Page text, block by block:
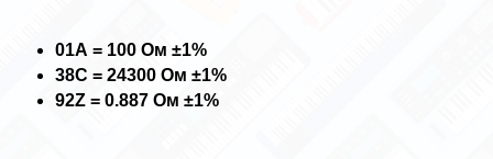
01А = 100 Ом ±1%
38С = 24300 Ом ±1%
92Z = 0.887 Ом ±1%